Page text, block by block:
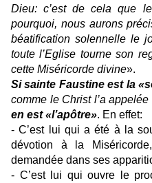
Dieu: c’est de cela que
pourquoi, nous aurons
béatification solennelle le
toute l’Eglise tourne son
cette Miséricorde divine».
Si sainte Faustine est la
comme le Christ l’a appelée
en est «l’apôtre». En effet:
- C’est lui qui a été à la
dévotion à la
demandée dans ses
- C’est lui qui ouvre le